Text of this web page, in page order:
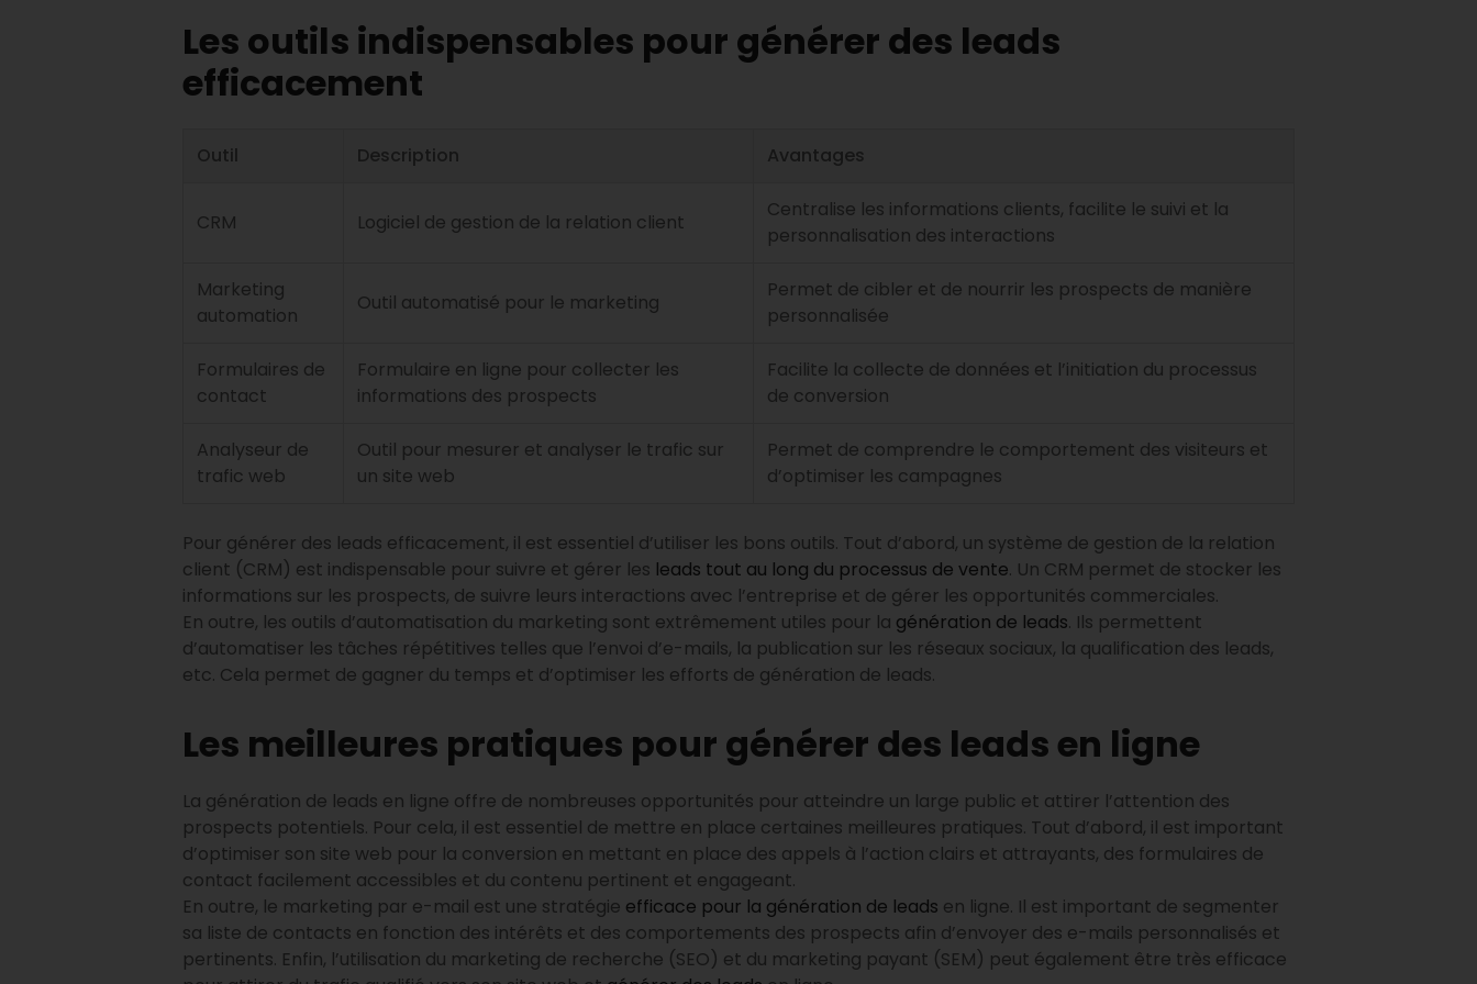
Les outils indispensables pour générer des leads
efficacement
Outil Description Avantages
CRM Logiciel de gestion de la relation client
Centralise les informations clients, facilite le suivi et la
personnalisation des interactions
Marketing
automation
Outil automatisé pour le marketing
Permet de cibler et de nourrir les prospects de manière
personnalisée
Formulaires de
contact
Formulaire en ligne pour collecter les
informations des prospects
Facilite la collecte de données et l’initiation du processus
de conversion
Analyseur de
trafic web
Outil pour mesurer et analyser le trafic sur
un site web
Permet de comprendre le comportement des visiteurs et
d’optimiser les campagnes
Pour générer des leads efficacement, il est essentiel d’utiliser les bons outils. Tout d’abord, un système de gestion de la relation
client (CRM) est indispensable pour suivre et gérer les leads tout au long du processus de vente. Un CRM permet de stocker les
informations sur les prospects, de suivre leurs interactions avec l’entreprise et de gérer les opportunités commerciales.
En outre, les outils d’automatisation du marketing sont extrêmement utiles pour la génération de leads. Ils permettent
d’automatiser les tâches répétitives telles que l’envoi d’e-mails, la publication sur les réseaux sociaux, la qualification des leads,
etc. Cela permet de gagner du temps et d’optimiser les efforts de génération de leads.
Les meilleures pratiques pour générer des leads en ligne
La génération de leads en ligne offre de nombreuses opportunités pour atteindre un large public et attirer l’attention des
prospects potentiels. Pour cela, il est essentiel de mettre en place certaines meilleures pratiques. Tout d’abord, il est important
d’optimiser son site web pour la conversion en mettant en place des appels à l’action clairs et attrayants, des formulaires de
contact facilement accessibles et du contenu pertinent et engageant.
En outre, le marketing par e-mail est une stratégie efficace pour la génération de leads en ligne. Il est important de segmenter
sa liste de contacts en fonction des intérêts et des comportements des prospects afin d’envoyer des e-mails personnalisés et
pertinents. Enfin, l’utilisation du marketing de recherche (SEO) et du marketing payant (SEM) peut également être très efficace